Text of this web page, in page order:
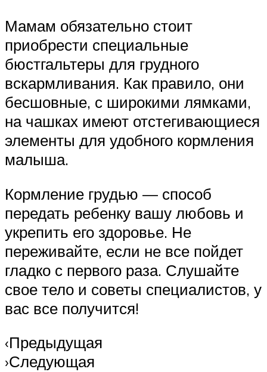
Мамам обязательно стоит
приобрести специальные
бюстгальтеры для грудного
вскармливания. Как правило, они
бесшовные, с широкими лямками,
на чашках имеют отстегивающиеся
элементы для удобного кормления
малыша.
Кормление грудью — способ
передать ребенку вашу любовь и
укрепить его здоровье. Не
переживайте, если не все пойдет
гладко с первого раза. Слушайте
свое тело и советы специалистов, у
вас все получится!
‹Предыдущая
›Следующая